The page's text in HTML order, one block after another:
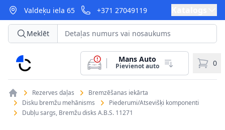
Valdeķu iela 65 +371 27049119
CarParts
Meklēt
Mans Auto
Pievienot auto 0
Rezerves daļas
Bremzēšanas iekārta
Disku bremžu mehānisms
Piederumi/Atsevišķi komponenti
Dubļu sargs, Bremžu disks A.B.S. 11271